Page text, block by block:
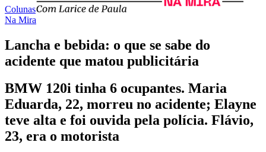
Colunas
Na Mira
Lancha e bebida: o que se sabe do
acidente que matou publicitária
BMW 120i tinha 6 ocupantes. Maria
Eduarda, 22, morreu no acidente; Elayne
teve alta e foi ouvida pela polícia. Flávio,
23, era o motorista